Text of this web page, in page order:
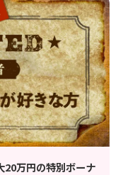
20万円の特別ボーナ